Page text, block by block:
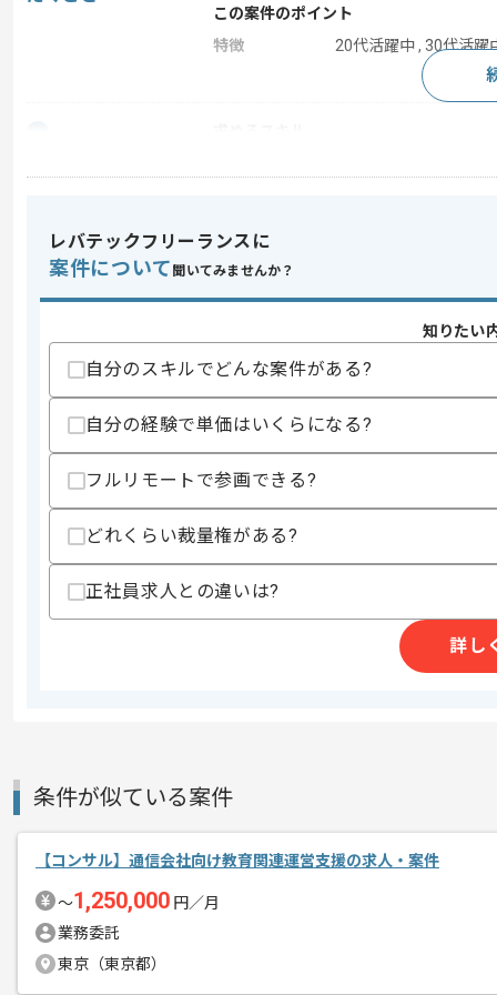
この案件のポイント
特徴
20代活躍中 , 30代活躍
スキルに不安がある方へ
上記に似た経験やスキルをお持ちであれば申
その他募集要項
募集人数
1人
作業開始日
2025/10/01
エージェントからのコ
メント
医療機器の開発、輸入、販売事業を展
今回は医療機器販売企業DX化案件に携
ITコンサル経験を活かしたい方にお勧め
レバテックフリーランスに
案件について 聞いてみませんか？
知りたい
自分のスキルでどんな案件がある?
自分の経験で単価はいくらになる?
フルリモートで参画できる?
どれくらい裁量権がある?
正社員求人との違いは?
詳し
条件が似ている案件
【コンサル】通信会社向け教育関連運営支援の求人・案件
〜1,250,000 円／月
業務委託
東京（東京都）